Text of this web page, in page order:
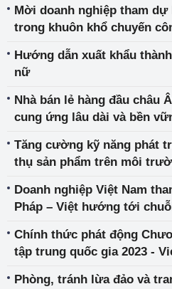
Mời doanh nghiệp tham dự
trong khuôn khổ chuyến
Hướng dẫn xuất khẩu
nữ
Nhà bán lẻ hàng đầu châu
cung ứng lâu dài và bền
Tăng cường kỹ năng phát
thụ sản phẩm trên môi
Doanh nghiệp Việt Nam
Pháp – Việt hướng tới
Chính thức phát động
tập trung quốc gia 2023 -
Phòng, tránh lừa đảo và